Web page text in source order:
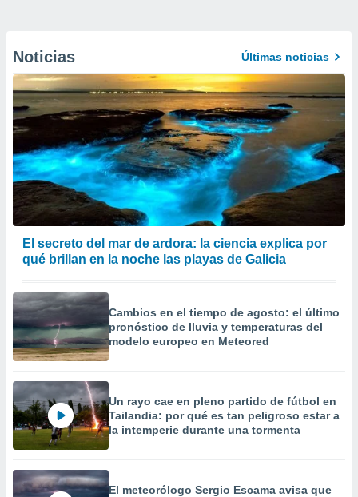
Noticias Últimas noticias
El secreto del mar de ardora: la ciencia explica por
qué brillan en la noche las playas de Galicia
Cambios en el tiempo de agosto: el último
pronóstico de lluvia y temperaturas del
modelo europeo en Meteored
Un rayo cae en pleno partido de fútbol en
Tailandia: por qué es tan peligroso estar a
la intemperie durante una tormenta
El meteorólogo Sergio Escama avisa que